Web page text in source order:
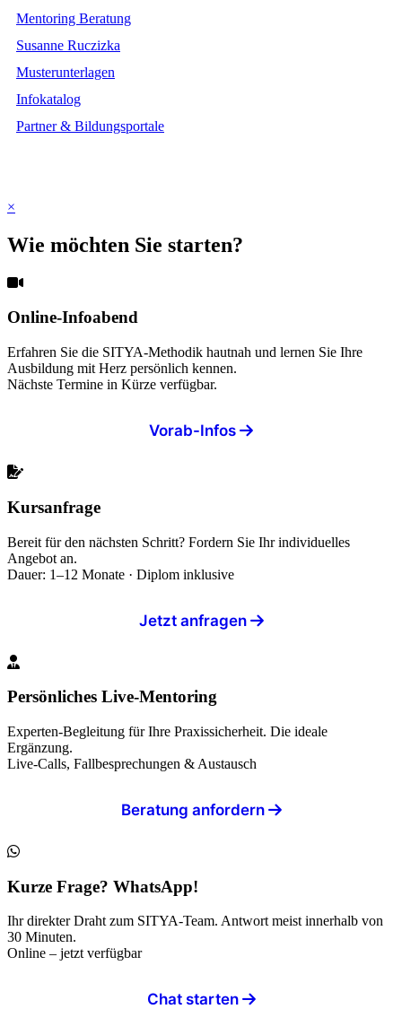
Mentoring Beratung
Susanne Ruczizka
Musterunterlagen
Infokatalog
Partner & Bildungsportale
×
Wie möchten Sie starten?
Online-Infoabend
Erfahren Sie die SITYA-Methodik hautnah und lernen Sie Ihre
Ausbildung mit Herz persönlich kennen.
Nächste Termine in Kürze verfügbar.
Vorab-Infos
Kursanfrage
Bereit für den nächsten Schritt? Fordern Sie Ihr individuelles
Angebot an.
Dauer: 1–12 Monate · Diplom inklusive
Jetzt anfragen
Persönliches Live-Mentoring
Experten-Begleitung für Ihre Praxissicherheit. Die ideale
Ergänzung.
Live-Calls, Fallbesprechungen & Austausch
Beratung anfordern
Kurze Frage? WhatsApp!
Ihr direkter Draht zum SITYA-Team. Antwort meist innerhalb von
30 Minuten.
Online – jetzt verfügbar
Chat starten